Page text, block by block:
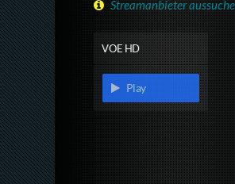
Streamanbieter
VOE HD
Play